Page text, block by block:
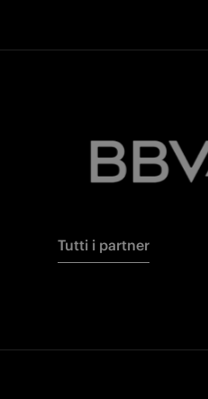
Tutti i partner